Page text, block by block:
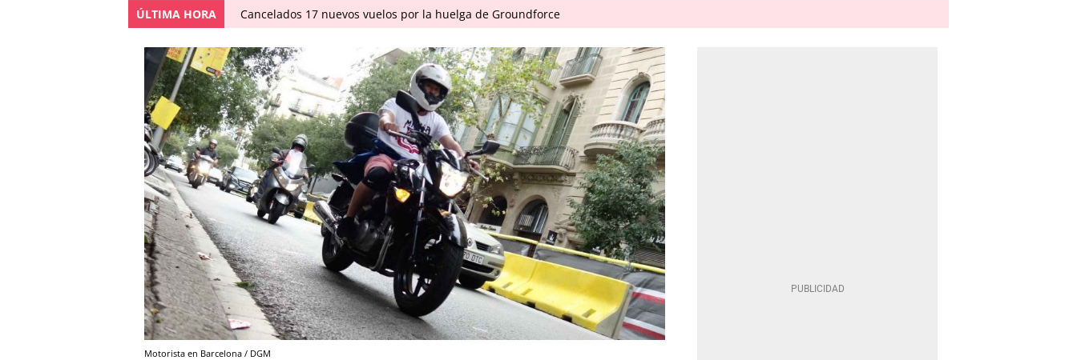
ÚLTIMA HORA Cancelados 17 nuevos vuelos por la huelga de Groundforce
Motorista en Barcelona / DGM